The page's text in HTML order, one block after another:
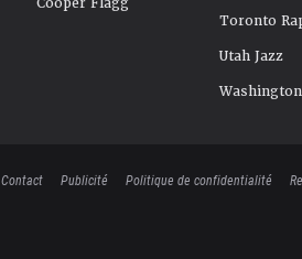
Toronto
Utah Jazz
Contact Publicité Politique de confidentialité